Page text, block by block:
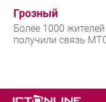
Грозный
Более 1000
получили связь